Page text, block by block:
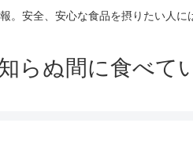
。安全、安心な食品を摂りたい人に
らぬ間に食べて